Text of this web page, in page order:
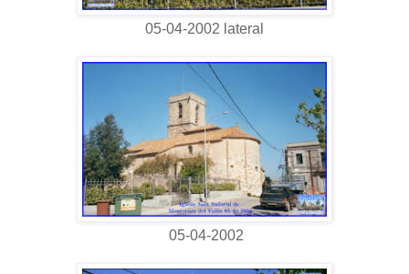
05-04-2002 lateral
05-04-2002